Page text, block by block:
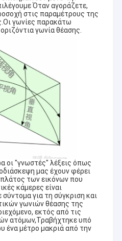
Όταν αγοράζετε,
στις παραμέτρους της
γωνίες παρακάτω
γωνία θέασης.
οι "γνωστές" λέξεις όπως
μας έχουν φέρει
των εικόνων που
κάμερες είναι
για τη σύγκριση και
γωνιών θέασης της
εκτός από τις
ατόμων,Τραβήχτηκε υπό
ένα μέτρο μακριά από την